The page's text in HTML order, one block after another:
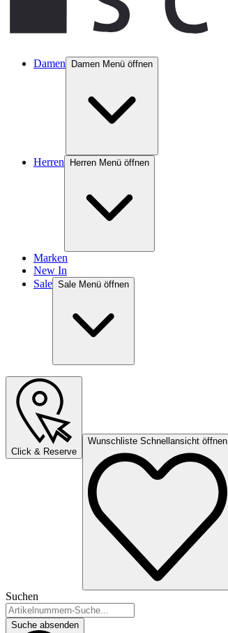
Damen Damen Menü öffnen
Herren Herren Menü öffnen
Marken
New In
Sale Sale Menü öffnen
Click & Reserve
Wunschliste Schnellansicht öffnen
Suchen
Suche absenden